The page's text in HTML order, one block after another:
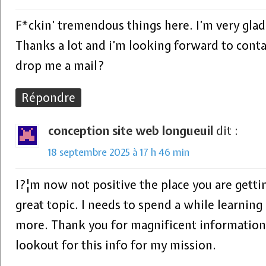
F*ckin’ tremendous things here. I’m very
Thanks a lot and i’m looking forward to
drop me a mail?
Répondre
conception site web longueuil dit :
18 septembre 2025 à 17 h 46 min
I?¦m now not positive the place you are
great topic. I needs to spend a while
more. Thank you for magnificent
lookout for this info for my mission.